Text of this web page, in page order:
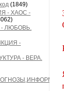
(1849)
- ХАОС -
- ЛЮБОВЬ.
-
- ВЕРА.